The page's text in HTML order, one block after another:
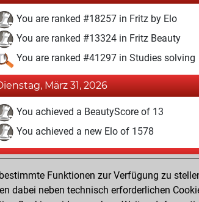
You are ranked #18257 in Fritz by Elo
You are ranked #13324 in Fritz Beauty
You are ranked #41297 in Studies solving
März 31, 2026
You achieved a BeautyScore of 13
You achieved a new Elo of 1578
März 30, 2026
You created your Fritz account
Funktionen zur Verfügung zu
dabei neben technisch erforderlichen